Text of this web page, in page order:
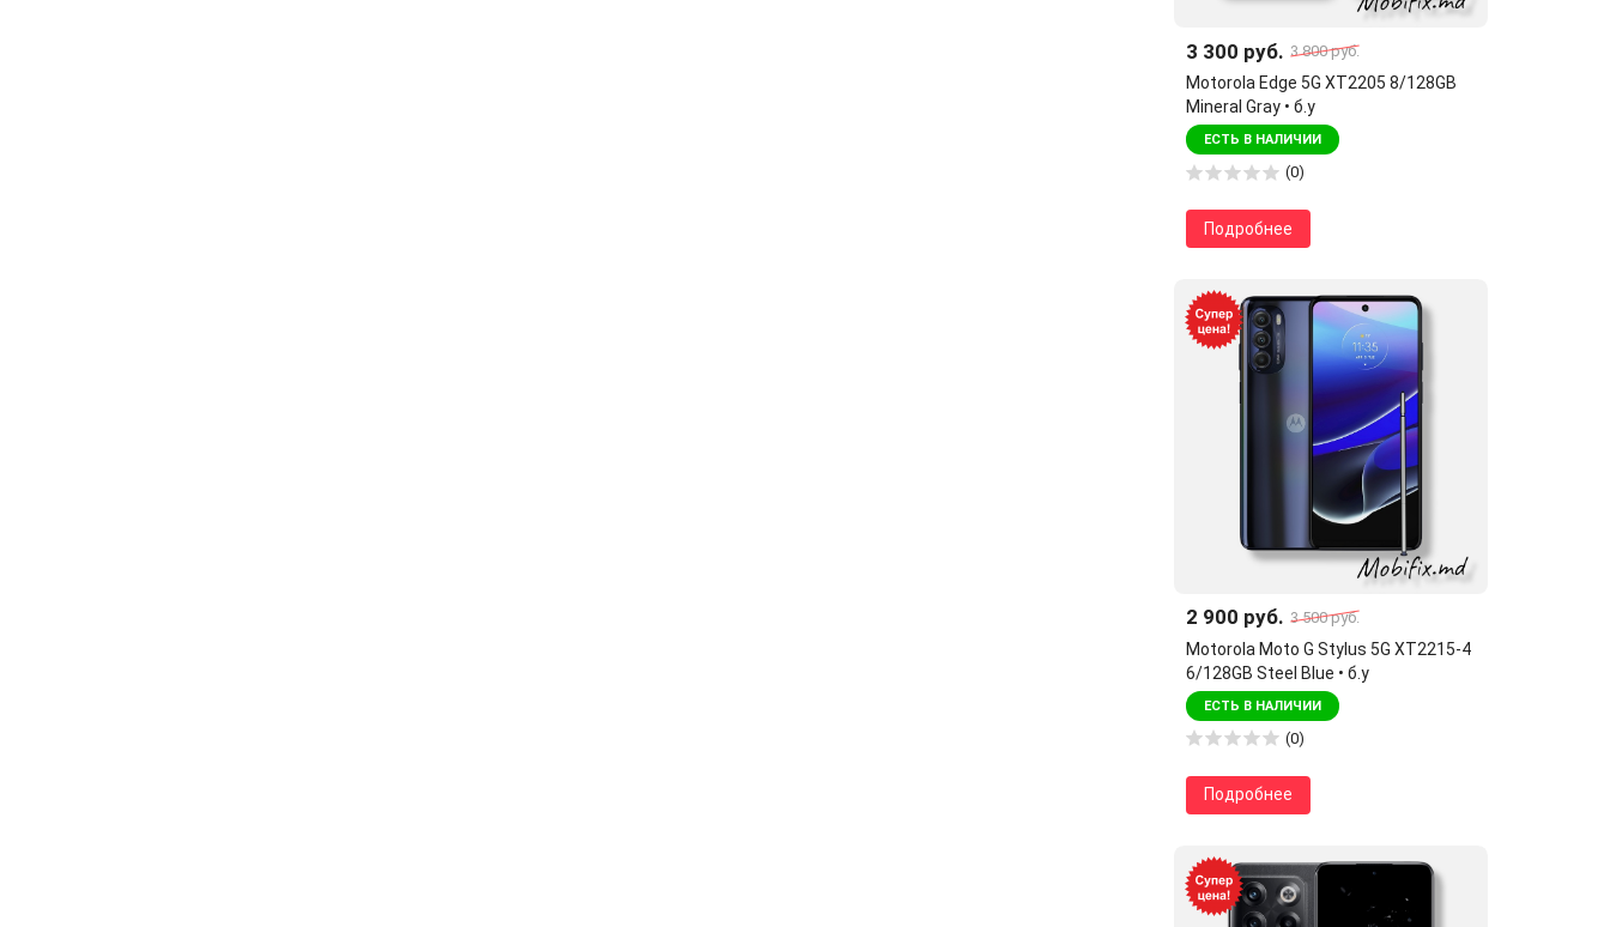
3 300 руб. 3 800 руб.
Motorola Edge 5G XT2205 8/128GB
Mineral Gray • б.у
ЕСТЬ В НАЛИЧИИ
(0)
Подробнее
2 900 руб. 3 500 руб.
Motorola Moto G Stylus 5G XT2215-4
6/128GB Steel Blue • б.у
ЕСТЬ В НАЛИЧИИ
(0)
Подробнее